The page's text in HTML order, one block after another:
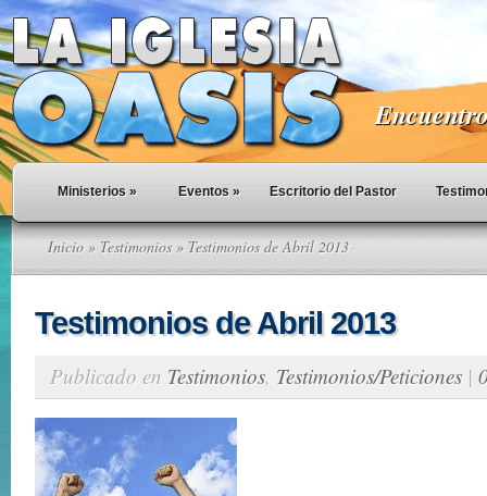
Ministerios » Eventos » Escritorio del Pastor
Inicio » Testimonios» Testimonios de Abril 2013
Testimonios de Abril 2013
Publicado en Testimonios, Testimonios/Peticiones |